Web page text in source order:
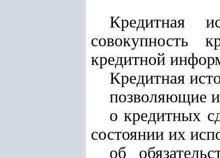
Кредитная
совокупность
кредитной
Кредитная
позволяющие
о кредитных
состоянии их
об